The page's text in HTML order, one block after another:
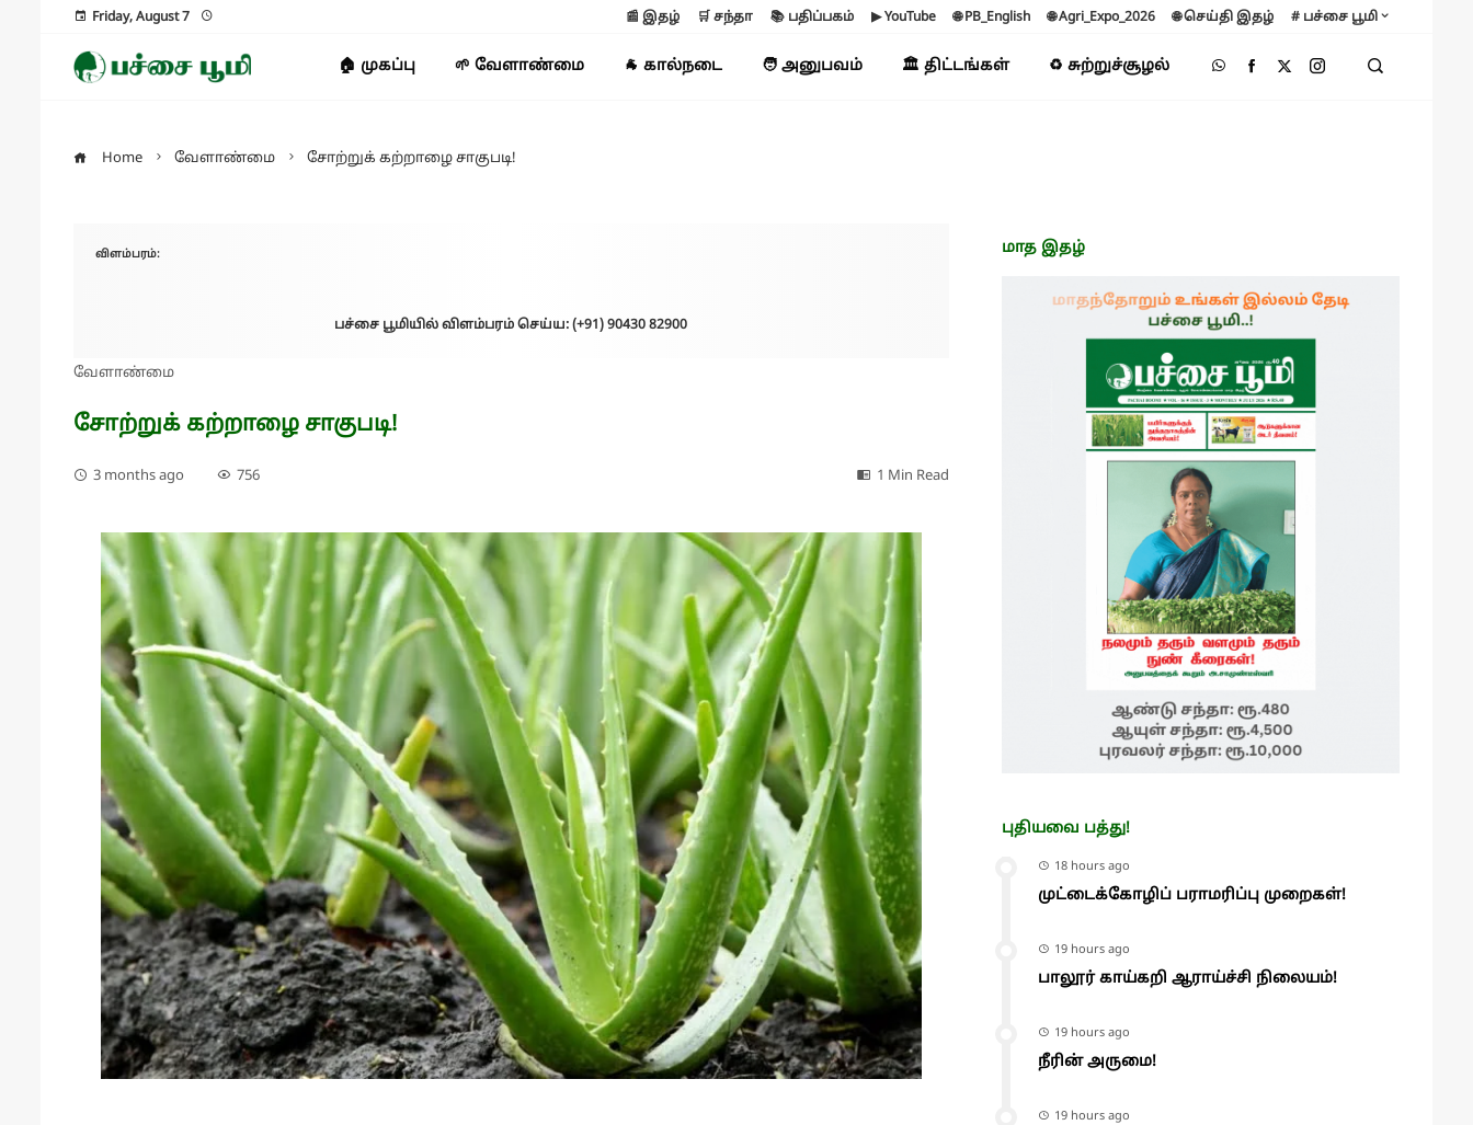
Friday, August 7 📰 இதழ் 🛒 சந்தா 📚 பதிப்பகம் ▶ YouTube 🌐 PB_English 🌐 Agri_Expo_2026 🌐 செய்தி இதழ் # பச்சை பூமி
🏠 முகப்பு 🌱 வேளாண்மை 🐐 கால்நடை 🧑 அனுபவம் 🏛️ திட்டங்கள் ♻️ சுற்றுச்சூழல்
Home வேளாண்மை சோற்றுக் கற்றாழை சாகுபடி!
விளம்பரம்:
பச்சை பூமியில் விளம்பரம் செய்ய: (+91) 90430 82900
வேளாண்மை
சோற்றுக் கற்றாழை சாகுபடி!
3 months ago 756 1 Min Read
மாத இதழ்
புதியவை பத்து!
18 hours ago
முட்டைக்கோழிப் பராமரிப்பு முறைகள்!
19 hours ago
பாலூர் காய்கறி ஆராய்ச்சி நிலையம்!
19 hours ago
நீரின் அருமை!
19 hours ago